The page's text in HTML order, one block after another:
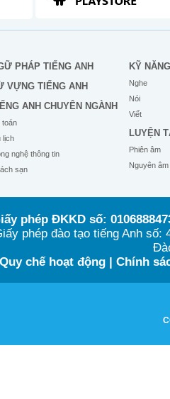
PHÁP TIẾNG ANH
VỰNG TIẾNG ANH
ANH CHUYÊN NGÀNH
toán
lịch
nghệ thông tin
sạn
KỸ NĂNG
Nghe
Nói
Viết
LUYỆN
Phiên âm
Nguyên âm
phép ĐKKD số:
phép đào tạo tiếng Anh
Quy chế hoạt động| Chính